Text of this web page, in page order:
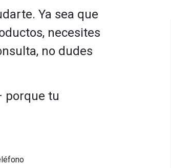
Ya sea que
necesites
no dudes
porque tu